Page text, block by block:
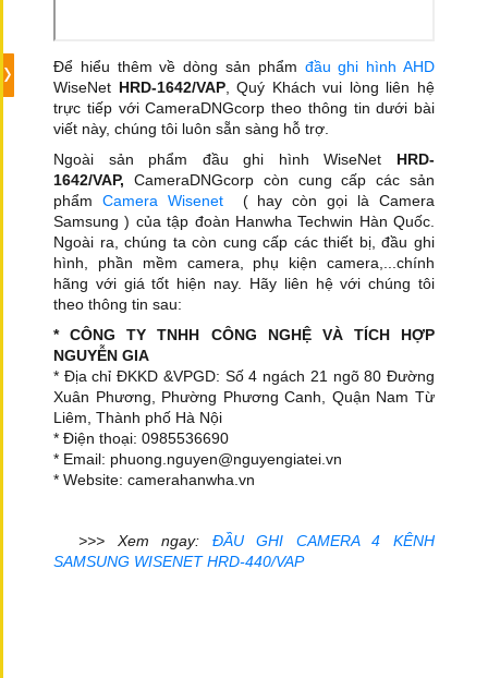
Để hiểu thêm về dòng sản phẩm đầu ghi hình AHD
WiseNet HRD-1642/VAP, Quý Khách vui lòng liên hệ
trực tiếp với CameraDNGcorp theo thông tin dưới bài
viết này, chúng tôi luôn sẵn sàng hỗ trợ.
Ngoài sản phẩm đầu ghi hình WiseNet HRD-
1642/VAP, CameraDNGcorp còn cung cấp các sản
phẩm Camera Wisenet
( hay còn gọi là Camera
Samsung ) của tập đoàn Hanwha Techwin Hàn Quốc.
Ngoài ra, chúng ta còn cung cấp các thiết bị, đầu ghi
hình, phần mềm camera, phụ kiện camera,...chính
hãng với giá tốt hiện nay. Hãy liên hệ với chúng tôi
theo thông tin sau:
* CÔNG TY TNHH CÔNG NGHỆ VÀ TÍCH HỢP
NGUYỄN GIA
* Địa chỉ ĐKKD &VPGD: Số 4 ngách 21 ngõ 80 Đường
Xuân Phương, Phường Phương Canh, Quận Nam Từ
Liêm, Thành phố Hà Nội
* Điện thoại: 0985536690
* Email: phuong.nguyen@nguyengiatei.vn
* Website: camerahanwha.vn
>>> Xem ngay: ĐẦU GHI CAMERA 4 KÊNH
SAMSUNG WISENET HRD-440/VAP